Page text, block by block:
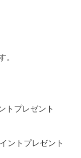
。
トプレゼント
ントプレゼント